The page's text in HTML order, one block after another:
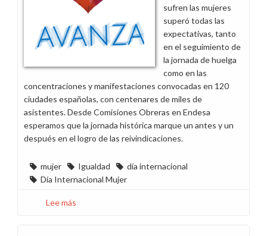
sufren las mujeres
superó todas las
expectativas, tanto
en el seguimiento de
la jornada de huelga
como en las
concentraciones y manifestaciones convocadas en 120
ciudades españolas, con centenares de miles de
asistentes. Desde Comisiones Obreras en Endesa
esperamos que la jornada histórica marque un antes y un
después en el logro de las reivindicaciones.
mujer Igualdad
día internacional
Día Internacional Mujer
Lee más